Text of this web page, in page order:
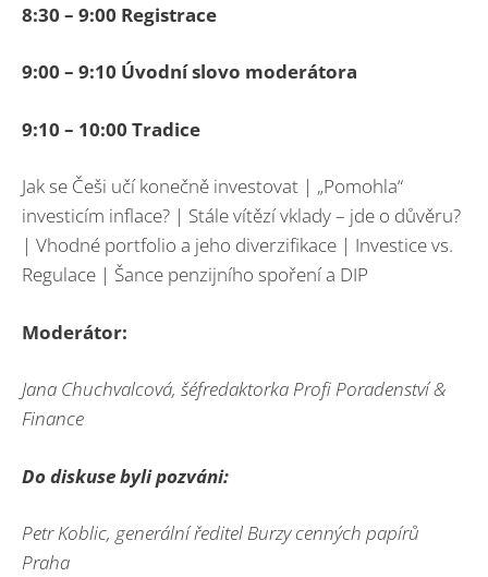
8:30 – 9:00 Registrace
9:00 – 9:10 Úvodní slovo moderátora
9:10 – 10:00 Tradice
Jak se Češi učí konečně investovat | „Pomohla“
investicím inflace? | Stále vítězí vklady – jde o důvěru?
| Vhodné portfolio a jeho diverzifikace | Investice vs.
Regulace | Šance penzijního spoření a DIP
Moderátor:
Jana Chuchvalcová, šéfredaktorka Profi Poradenství&
Finance
Do diskuse byli pozváni:
Petr Koblic, generální ředitel Burzy cenných papírů
Praha